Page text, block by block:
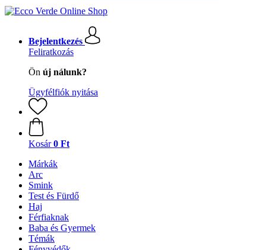
Bejelentkezés
Feliratkozás
Ön új nálunk?
Ügyfélfiók nyitása
Kosár 0 Ft
Márkák
Arc
Smink
Test és Fürdő
Haj
Férfiaknak
Baba és Gyermek
Témák